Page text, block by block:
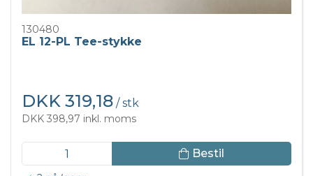
130480
EL 12-PL Tee-stykke
DKK 319,18 / stk
DKK 398,97 inkl. moms
Bestil